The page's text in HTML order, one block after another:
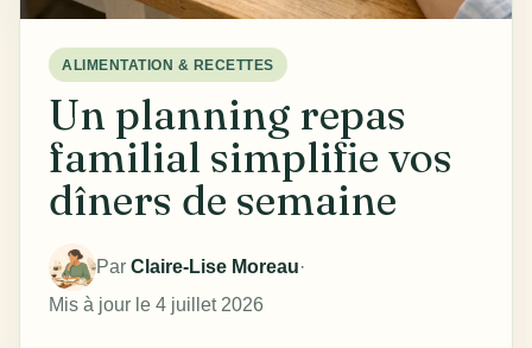
ALIMENTATION & RECETTES
Un planning repas
familial simplifie vos
dîners de semaine
Par Claire-Lise Moreau·
Mis à jour le 4 juillet 2026